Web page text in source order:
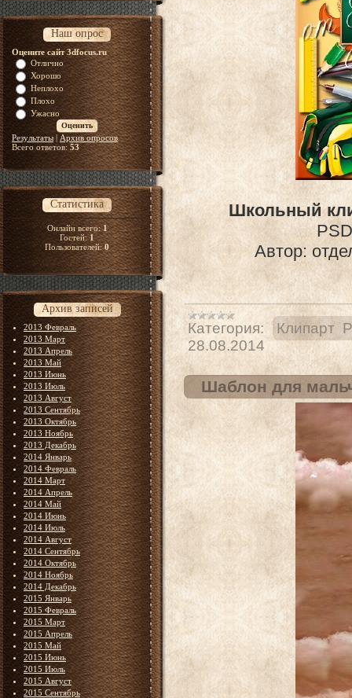
Наш опрос
Оцените сайт 3dfocus.ru
Отлично
Хорошо
Неплохо
Плохо
Ужасно
Результаты| Архив опросов
Всего ответов:53
Статистика
Онлайн всего:1
Гостей:1
Пользователей:0
Архив записей
2013 Февраль
2013 Март
2013 Апрель
2013 Май
2013 Июнь
2013 Июль
2013 Август
2013 Сентябрь
2013 Октябрь
2013 Ноябрь
2013 Декабрь
2014 Январь
2014 Февраль
2014 Март
2014 Апрель
2014 Май
2014 Июнь
2014 Июль
2014 Август
2014 Сентябрь
2014 Октябрь
2014 Ноябрь
2014 Декабрь
2015 Январь
2015 Февраль
2015 Март
2015 Апрель
2015 Май
2015 Июнь
2015 Июль
2015 Август
2015 Сентябрь
Школьный
Автор:
Категория:
Клипарт
28.08.2014
Шаблон для